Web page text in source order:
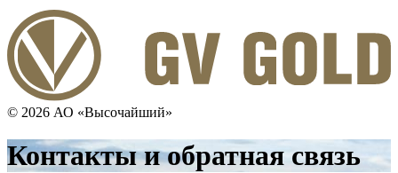
© 2026 АО «Высочайший»
Контакты и обратная связь